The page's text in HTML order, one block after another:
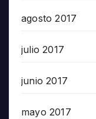
agosto 2017
julio 2017
junio 2017
mayo 2017